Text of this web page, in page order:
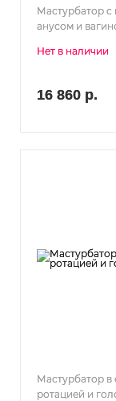
Мастурбатор c
анусом и
Нет в наличии
16 860 р.
Мастурбатор в
ротацией и